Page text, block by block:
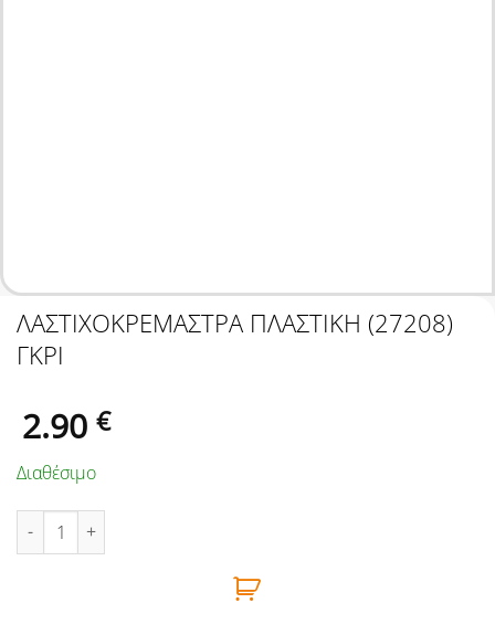
ΛΑΣΤΙΧΟΚΡΕΜΑΣΤΡΑ ΠΛΑΣΤΙΚΗ (27208)
ΓΚΡΙ
2.90 €
Διαθέσιμο
ΛΑΣΤΙΧΟΚΡΕΜΑΣΤΡΑ ΠΛΑΣΤΙΚΗ (27208) ΓΚΡΙ ποσότητα